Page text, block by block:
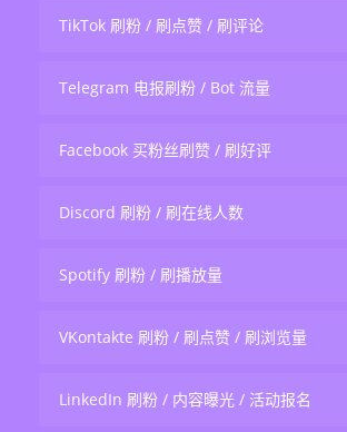
TikTok 刷粉 / 刷点赞 / 刷评论
Telegram 电报刷粉 / Bot 流量
Facebook 买粉丝刷赞 / 刷好评
Discord 刷粉 / 刷在线人数
Spotify 刷粉 / 刷播放量
VKontakte 刷粉 / 刷点赞 / 刷浏览量
LinkedIn 刷粉 / 内容曝光 / 活动报名